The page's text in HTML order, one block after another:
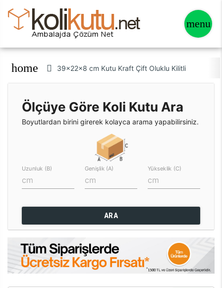
home 39x22x8 cm Kutu Kraft Çift Oluklu Kilitli
Ölçüye Göre Koli Kutu Ara
Boyutlardan birini girerek kolayca arama yapabilirsiniz.
Uzunluk (B) Genişlik (A) Yükseklik (C)
ARA